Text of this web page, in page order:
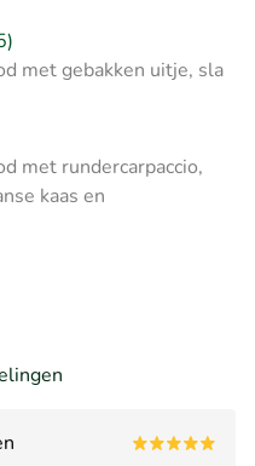
met gebakken uitje, sla
met rundercarpaccio,
kaas en